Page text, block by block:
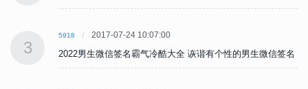
3
5918 2017-07-24 10:07:00
2022男生微信签名霸气冷酷大全 诙谐有个性的男生微信签名